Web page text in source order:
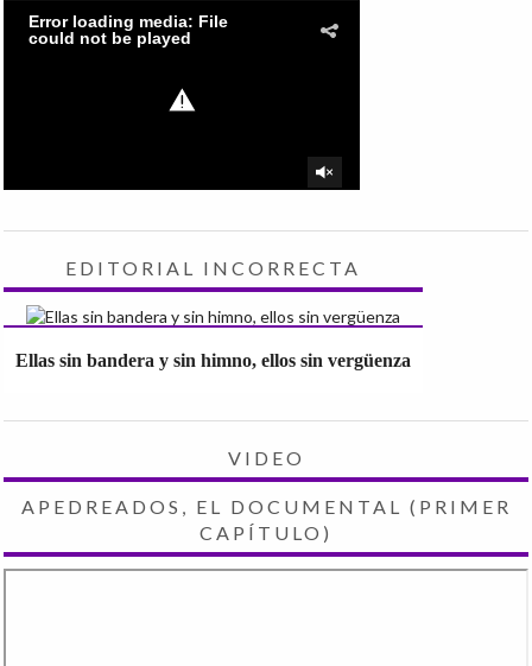
EDITORIAL INCORRECTA
Ellas sin bandera y sin himno, ellos sin vergüenza
VIDEO
APEDREADOS, EL DOCUMENTAL (PRIMER
CAPÍTULO)